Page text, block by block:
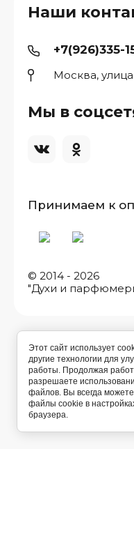
© 2014 - 2026
"Духи и
Наши
+7(926)335-
Москва,
Мы в
Принимаем к
Разработка
Этот сайт использует
другие технологии для
работы. Продолжая
разрешаете
файлов. Вы всегда
файлы cookie в
браузера.